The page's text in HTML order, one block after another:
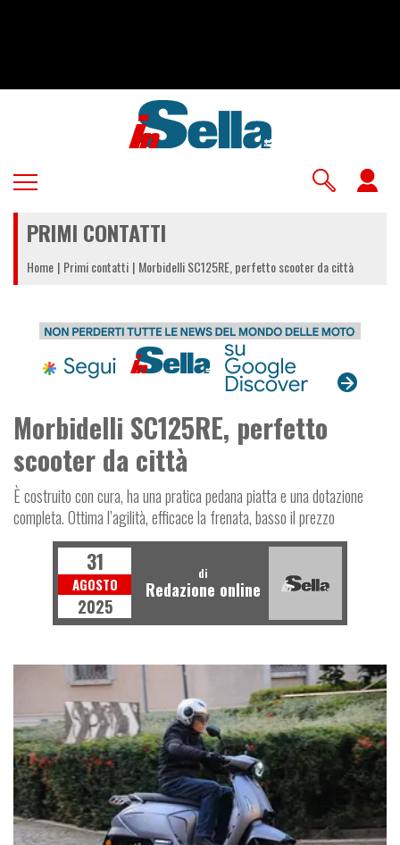
PRIMI CONTATTI
Home Primi contatti Morbidelli SC125RE, perfetto scooter da città
Morbidelli SC125RE, perfetto
scooter da città
È costruito con cura, ha una pratica pedana piatta e una dotazione
completa. Ottima l’agilità, efficace la frenata, basso il prezzo
31
AGOSTO
2025
di
Redazione online